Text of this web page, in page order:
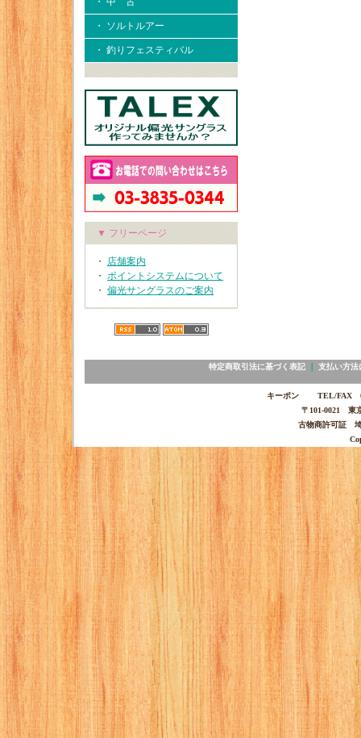
・ ソルトルアー
・ 釣りフェスティバル
▼ フリーページ
・ 店舗案内
・ ポイントシステムについて
・ 偏光サングラスのご案内
特定商取引法に基づく表記｜ 支払い方法
キーポン TEL/FAX
〒101-0021 東
古物商許可証